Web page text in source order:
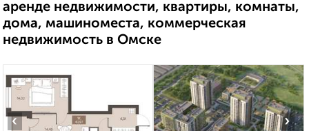
аренде недвижимости, квартиры, комнаты,
дома, машиноместа, коммерческая
недвижимость в Омске
‹ ›